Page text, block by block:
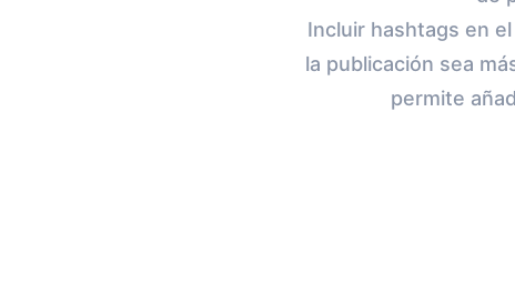
Incluir hashtags en
la publicación sea
permite